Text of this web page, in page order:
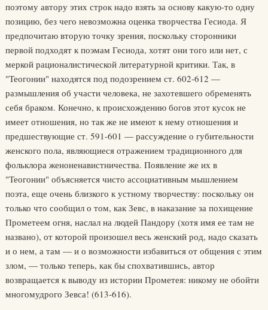
поэтому автору этих строк надо взять за основу какую-то одну
позицию, без чего невозможна оценка творчества Гесиода. Я
предпочитаю вторую точку зрения, поскольку сторонники
первой подходят к поэмам Гесиода, хотят они того или нет, с
меркой рационалистической литературной критики. Так, в
"Теогонии" находятся под подозрением ст. 602-612 —
размышления об участи человека, не захотевшего обременять
себя браком. Конечно, к происхождению богов этот кусок не
имеет отношения, но так же не имеют к нему отношения и
предшествующие ст. 591-601 — рассуждение о губительности
женского пола, являющиеся отражением традиционного для
фольклора женоненавистничества. Появление же их в
"Теогонии" объясняется чисто ассоциативным мышлением
поэта, еще очень близкого к устному творчеству: поскольку он
только что сообщил о том, как Зевс, в наказание за похищение
Прометеем огня, наслал на людей Пандору (хотя имя ее там не
названо), от которой произошел весь женский род, надо сказать
и о нем, а там — и о возможности избавиться от общения с этим
злом, — только теперь, как бы спохватившись, автор
возвращается к выводу из истории Прометея: никому не обойти
многомудрого Зевса! (613-616).